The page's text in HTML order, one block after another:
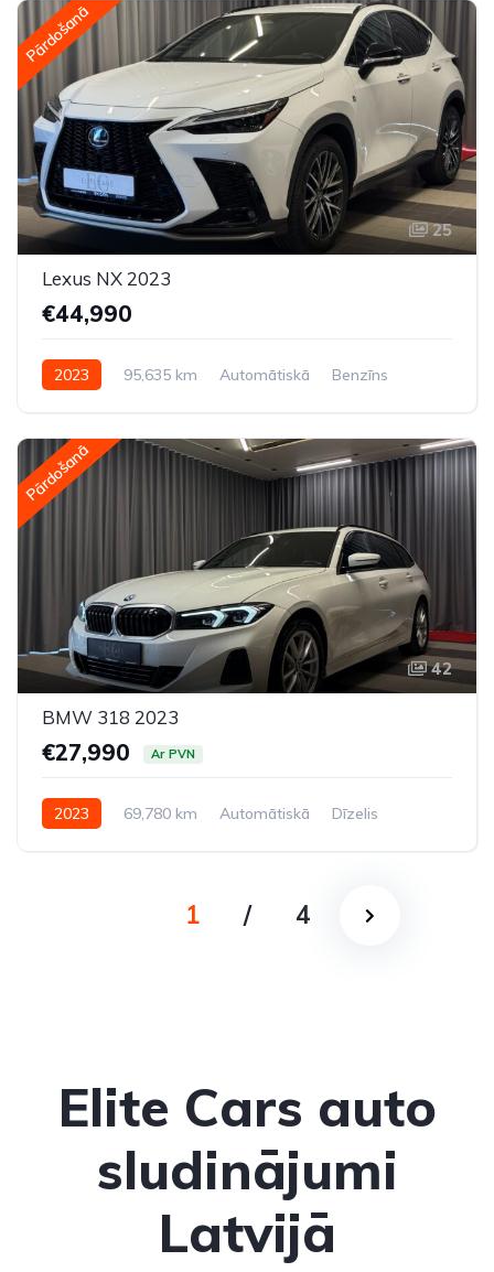
Pārdošanā
25
Lexus NX 2023
€44,990
2023 95,635 km Automātiskā
Benzīns
Pārdošanā
42
BMW 318 2023
€27,990 Ar PVN
2023 69,780 km Automātiskā
Dīzelis
1 / 4
Elite Cars auto
sludinājumi
Latvijā